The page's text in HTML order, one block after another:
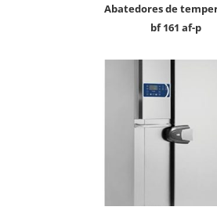
abatedores de temperatura
bf 161 af-p